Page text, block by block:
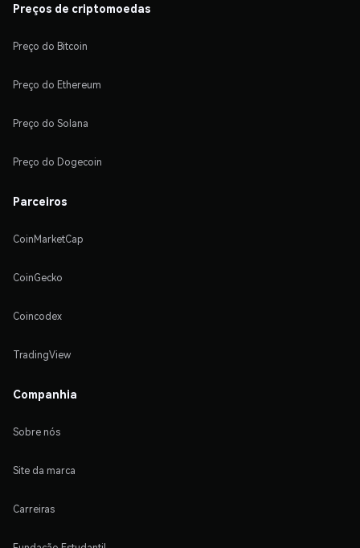
Preços de criptomoedas
Preço do Bitcoin
Preço do Ethereum
Preço do Solana
Preço do Dogecoin
Parceiros
CoinMarketCap
CoinGecko
Coincodex
TradingView
Companhia
Sobre nós
Site da marca
Carreiras